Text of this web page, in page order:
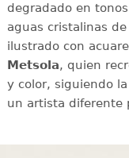
degradado en
aguas cristalinas
ilustrado con
Metsola, quien
y color, siguiendo
un artista diferente